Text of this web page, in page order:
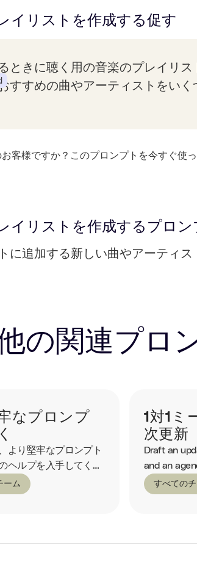
イリストを作成する促す
ときに聴く用の音楽のプレイリ
すすめの曲やアーティストをいく
客様ですか？このプロンプトを今すぐ使っ
イリストを作成する プロン
に追加する新しい曲やアーティス
の関連プロ
なプロンプ
より堅牢なプロンプト
ヘルプを入手してくだ
ーム
1対1ミ
次更新
Draft an
and an
すべての